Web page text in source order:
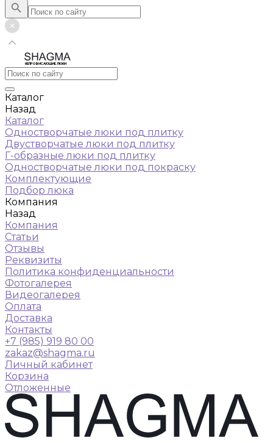
НЕПРОВИСАЮЩИЕ ЛЮКИ
Каталог
Назад
Каталог
Одностворчатые люки под плитку
Двустворчатые люки под плитку
Г-образные люки под плитку
Одностворчатые люки под покраску
Комплектующие
Подбор люка
Компания
Назад
Компания
Статьи
Отзывы
Реквизиты
Политика конфиденциальности
Фотогалерея
Видеогалерея
Оплата
Доставка
Контакты
+7 (985) 919 80 00
zakaz@shagma.ru
Личный кабинет
Корзина
Отложенные